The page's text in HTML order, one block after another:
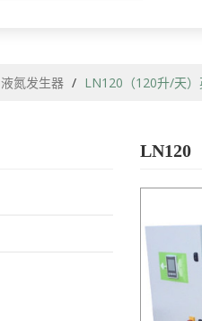
液氮发生器 / LN120（120升/天
LN120